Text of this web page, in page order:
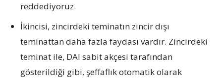
reddediyoruz.
İkincisi, zincirdeki teminatın zincir dışı
teminattan daha fazla faydası vardır. Zincirdeki
teminat ile, DAI sabit akçesi tarafından
gösterildiği gibi, şeffaflık otomatik olarak